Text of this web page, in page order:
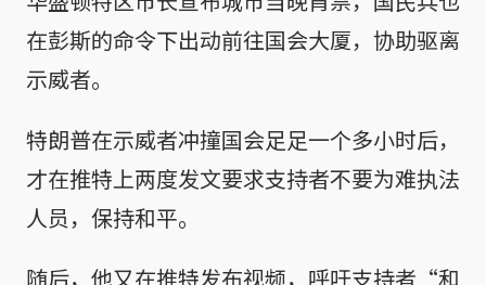
在彭斯的命令下出动前往国会大厦，协助驱离
示威者。
特朗普在示威者冲撞国会足足一个多小时后，
才在推特上两度发文要求支持者不要为难执法
人员，保持和平。
随后，他又在推特发布视频，呼吁支持者“和